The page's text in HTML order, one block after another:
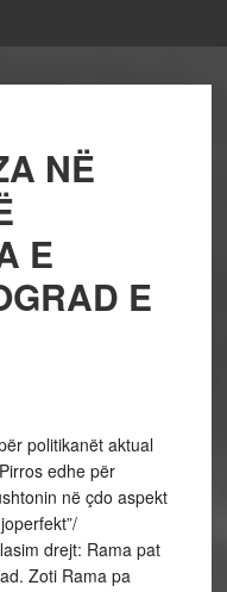
NË
E
E
politikanët aktual
edhe për
në çdo aspekt
drejt: Rama pat
Zoti Rama pa